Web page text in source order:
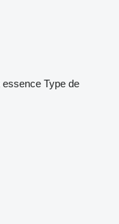
essence Type de